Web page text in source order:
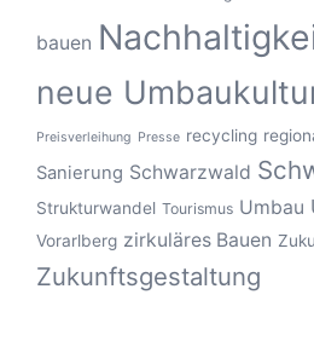
bauen
neue
Preisverleihung Presse recycling
Sanierung Schwarzwald
Strukturwandel Tourismus Umbau
Vorarlberg zirkuläres Bauen
Zukunftsgestaltung